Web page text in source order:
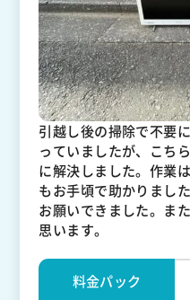
引越し後の掃除で不要
っていましたが、こち
に解決しました。作業
もお手頃で助かりまし
お願いできました。ま
思います。
料金パック